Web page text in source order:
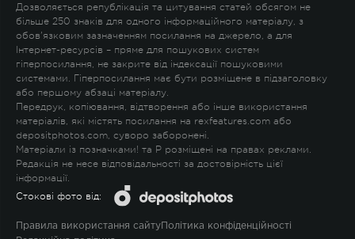
Дозволяється републікація та цитування статей обсягом не
більше 250 знаків для одного інформаційного матеріалу, з
обов'язковим зазначенням посилання на джерело, а для
Інтернет-ресурсів – пряме для пошукових систем
гіперпосилання, не закрите від індексації пошуковими
системами. Гіперпосилання має бути розміщене в підзаголовку
або першому абзаці матеріалу.
Передрук, копіювання, відтворення або інше використання
матеріалів, які містять посилання на rexfeatures.com або
depositphotos.com, суворо заборонені.
Матеріали із позначками! та P розміщені на правах реклами.
Редакція не несе відповідальності за достовірність цієї
інформації.
Стокові фото від:
Правила використання сайту Політика конфіденційності